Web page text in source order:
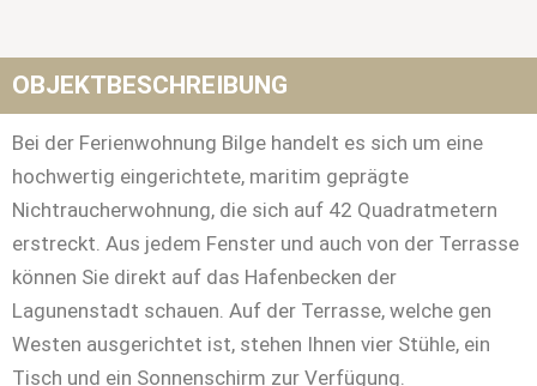
OBJEKTBESCHREIBUNG
Bei der Ferienwohnung Bilge handelt es sich um eine
hochwertig eingerichtete, maritim geprägte
Nichtraucherwohnung, die sich auf 42 Quadratmetern
erstreckt. Aus jedem Fenster und auch von der Terrasse
können Sie direkt auf das Hafenbecken der
Lagunenstadt schauen. Auf der Terrasse, welche gen
Westen ausgerichtet ist, stehen Ihnen vier Stühle, ein
Tisch und ein Sonnenschirm zur Verfügung.